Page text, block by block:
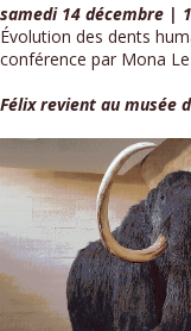
samedi 14 décembre |
Évolution des dents
conférence par Mona
Félix revient au musée